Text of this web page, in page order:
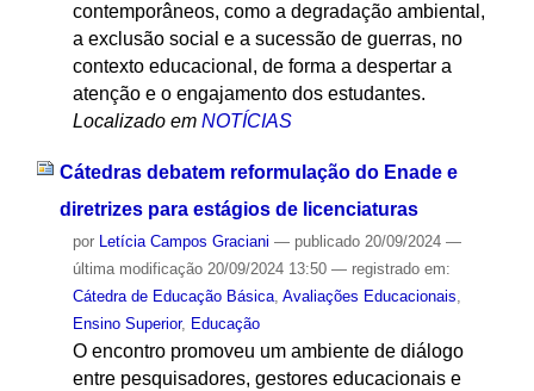
contemporâneos, como a degradação ambiental,
a exclusão social e a sucessão de guerras, no
contexto educacional, de forma a despertar a
atenção e o engajamento dos estudantes.
Localizado em NOTÍCIAS
Cátedras debatem reformulação do Enade e
diretrizes para estágios de licenciaturas
por Letícia Campos Graciani — publicado20/09/2024 —
última modificação20/09/2024 13:50 — registrado em:
Cátedra de Educação Básica, Avaliações Educacionais,
Ensino Superior, Educação
O encontro promoveu um ambiente de diálogo
entre pesquisadores, gestores educacionais e